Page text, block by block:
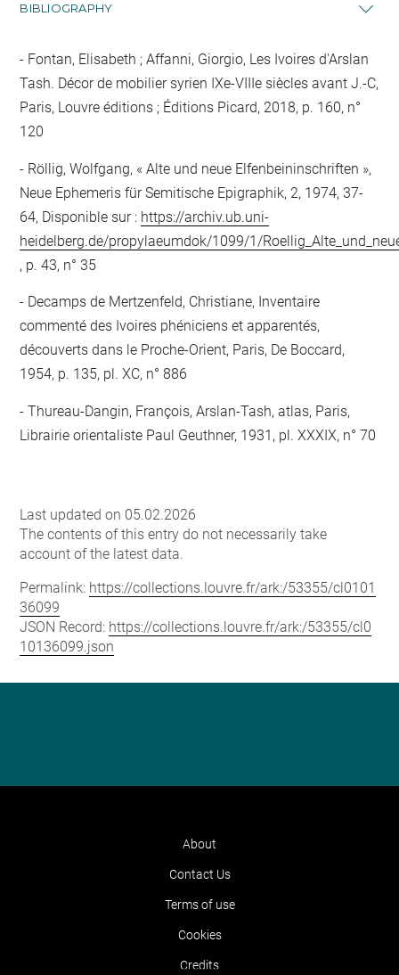
BIBLIOGRAPHY
Fontan, Elisabeth ; Affanni, Giorgio, Les Ivoires d'Arslan
Tash. Décor de mobilier syrien IXe-VIIIe siècles avant J.-C,
Paris, Louvre éditions ; Éditions Picard, 2018, p. 160, n°
120
Röllig, Wolfgang, « Alte und neue Elfenbeininschriften »,
Neue Ephemeris für Semitische Epigraphik, 2, 1974, 37-
64, Disponible sur : https://archiv.ub.uni-
heidelberg.de/propylaeumdok/1099/1/
, p. 43, n° 35
Decamps de Mertzenfeld, Christiane, Inventaire
commenté des Ivoires phéniciens et apparentés,
découverts dans le Proche-Orient, Paris, De Boccard,
1954, p. 135, pl. XC, n° 886
Thureau-Dangin, François, Arslan-Tash, atlas, Paris,
Librairie orientaliste Paul Geuthner, 1931, pl. XXXIX, n° 70
Last updated on 05.02.2026
The contents of this entry do not necessarily take
account of the latest data.
Permalink: https://collections.louvre.fr/ark:/53355/cl0101
36099
JSON Record: https://collections.louvre.fr/ark:/53355/cl0
10136099.json
About
Contact Us
Terms of use
Cookies
Credits